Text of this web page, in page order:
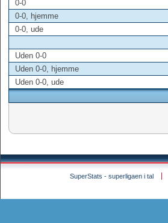
0-0
0-0, hjemme
0-0, ude
Uden 0-0
Uden 0-0, hjemme
Uden 0-0, ude
SuperStats - superligaen i tal